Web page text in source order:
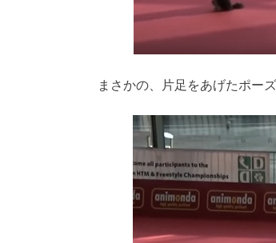
まさかの、片足をあげたポー